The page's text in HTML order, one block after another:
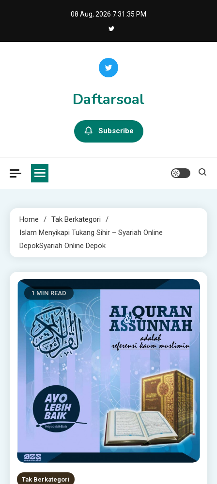
08 Aug, 2026 7:31:36 PM
Daftarsoal
Subscribe
Home
Tak Berkategori
Islam Menyikapi Tukang Sihir – Syariah Online
DepokSyariah Online Depok
1 MIN READ
Tak Berkategori